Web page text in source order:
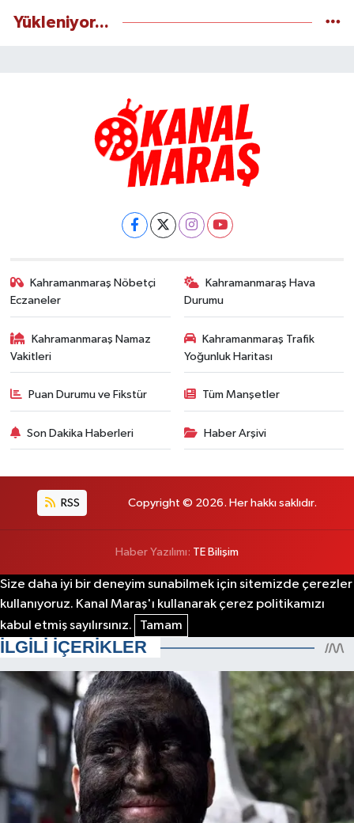
Yükleniyor...
Kahramanmaraş Nöbetçi
Eczaneler
Kahramanmaraş Hava
Durumu
Kahramanmaraş Namaz
Vakitleri
Kahramanmaraş Trafik
Yoğunluk Haritası
Puan Durumu ve Fikstür Tüm Manşetler
Son Dakika Haberleri Haber Arşivi
RSS Copyright © 2026. Her hakkı saklıdır.
Haber Yazılımı: TE Bilişim
Size daha iyi bir deneyim sunabilmek için sitemizde çerezler
kullanıyoruz. Kanal Maraş'ı kullanarak çerez politikamızı
kabul etmiş sayılırsınız.
Tamam